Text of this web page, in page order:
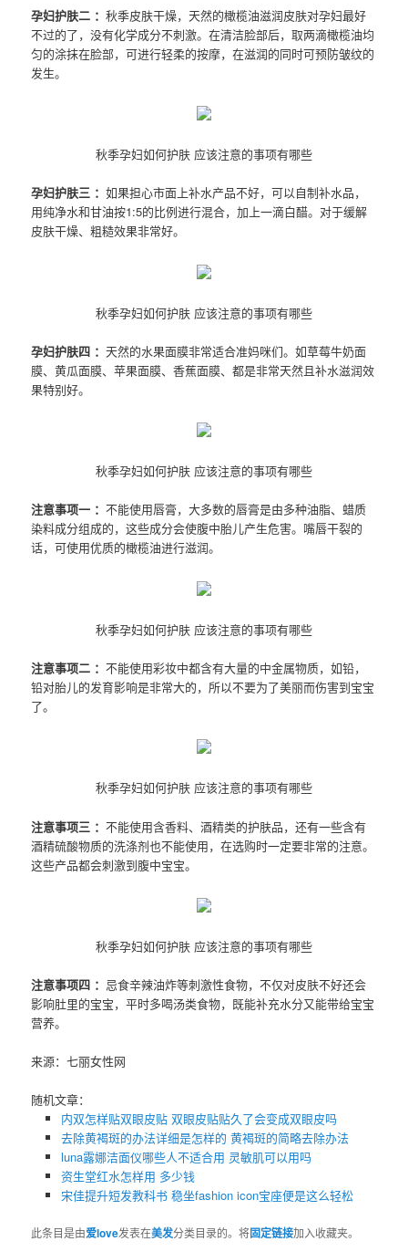
孕妇护肤二 ：秋季皮肤干燥，天然的橄榄油滋润皮肤对孕妇最好
不过的了，没有化学成分不刺激。在清洁脸部后，取两滴橄榄油均
匀的涂抹在脸部，可进行轻柔的按摩，在滋润的同时可预防皱纹的
发生。
秋季孕妇如何护肤 应该注意的事项有哪些
孕妇护肤三 ：如果担心市面上补水产品不好，可以自制补水品，
用纯净水和甘油按1:5的比例进行混合，加上一滴白醋。对于缓解
皮肤干燥、粗糙效果非常好。
秋季孕妇如何护肤 应该注意的事项有哪些
孕妇护肤四 ：天然的水果面膜非常适合准妈咪们。如草莓牛奶面
膜、黄瓜面膜、苹果面膜、香蕉面膜、都是非常天然且补水滋润效
果特别好。
秋季孕妇如何护肤 应该注意的事项有哪些
注意事项一 ：不能使用唇膏，大多数的唇膏是由多种油脂、蜡质
染料成分组成的，这些成分会使腹中胎儿产生危害。嘴唇干裂的
话，可使用优质的橄榄油进行滋润。
秋季孕妇如何护肤 应该注意的事项有哪些
注意事项二 ：不能使用彩妆中都含有大量的中金属物质，如铅，
铅对胎儿的发育影响是非常大的，所以不要为了美丽而伤害到宝宝
了。
秋季孕妇如何护肤 应该注意的事项有哪些
注意事项三 ：不能使用含香料、酒精类的护肤品，还有一些含有
酒精硫酸物质的洗涤剂也不能使用，在选购时一定要非常的注意。
这些产品都会刺激到腹中宝宝。
秋季孕妇如何护肤 应该注意的事项有哪些
注意事项四 ： 忌食辛辣油炸等刺激性食物，不仅对皮肤不好还会
影响肚里的宝宝，平时多喝汤类食物，既能补充水分又能带给宝宝
营养。
来源：七丽女性网
随机文章：
内双怎样贴双眼皮贴 双眼皮贴贴久了会变成双眼皮吗
去除黄褐斑的办法详细是怎样的 黄褐斑的简略去除办法
luna露娜洁面仪哪些人不适合用 灵敏肌可以用吗
资生堂红水怎样用 多少钱
宋佳提升短发教科书 稳坐fashion icon宝座便是这么轻松
此条目是由爱love发表在美发分类目录的。将固定链接加入收藏夹。